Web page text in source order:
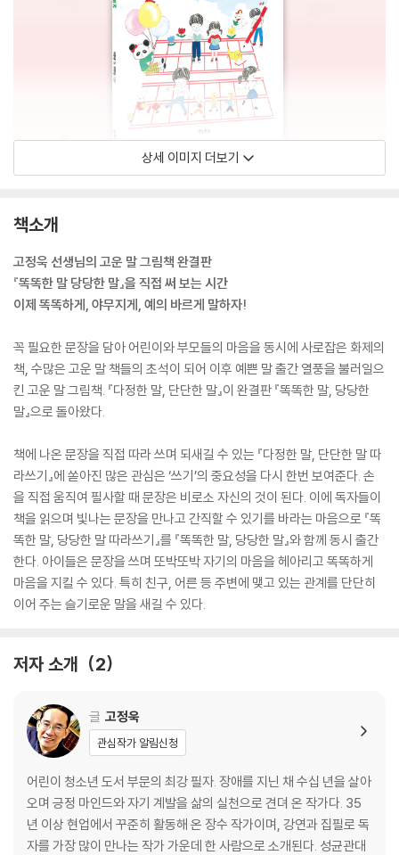
상세 이미지 더보기
책소개
고정욱 선생님의 고운 말 그림책 완결판
『똑똑한 말 당당한 말』을 직접 써 보는 시간
이제 똑똑하게, 야무지게, 예의 바르게 말하자!
꼭 필요한 문장을 담아 어린이와 부모들의 마음을 동시에 사로잡은 화제의
책, 수많은 고운 말 책들의 초석이 되어 이후 예쁜 말 출간 열풍을 불러일으
킨 고운 말 그림책. 『다정한 말, 단단한 말』이 완결판 『똑똑한 말, 당당한
말』으로 돌아왔다.
책에 나온 문장을 직접 따라 쓰며 되새길 수 있는 『다정한 말, 단단한 말 따
라쓰기』에 쏟아진 많은 관심은 ‘쓰기’의 중요성을 다시 한번 보여준다. 손
을 직접 움직여 필사할 때 문장은 비로소 자신의 것이 된다. 이에 독자들이
책을 읽으며 빛나는 문장을 만나고 간직할 수 있기를 바라는 마음으로 『똑
똑한 말, 당당한 말 따라쓰기』를 『똑똑한 말, 당당한 말』와 함께 동시 출간
한다. 아이들은 문장을 쓰며 또박또박 자기의 마음을 헤아리고 똑똑하게
마음을 지킬 수 있다. 특히 친구, 어른 등 주변에 맺고 있는 관계를 단단히
이어 주는 슬기로운 말을 새길 수 있다.
저자 소개 2
글 고정욱
관심작가 알림신청
어린이 청소년 도서 부문의 최강 필자. 장애를 지닌 채 수십 년을 살아
오며 긍정 마인드와 자기 계발을 삶의 실천으로 견뎌 온 작가다. 35
년 이상 현업에서 꾸준히 활동해 온 장수 작가이며, 강연과 집필로 독
자를 가장 많이 만나는 작가 가운데 한 사람으로 소개된다. 성균관대